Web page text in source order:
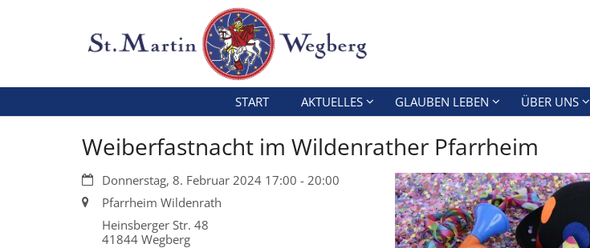
START AKTUELLES GLAUBEN LEBEN ÜBER UNS
Weiberfastnacht im Wildenrather Pfarrheim
Datum:Donnerstag, 8. Februar 2024 17:00 - 20:00
Ort: Pfarrheim Wildenrath
Heinsberger Str. 48
41844 Wegberg